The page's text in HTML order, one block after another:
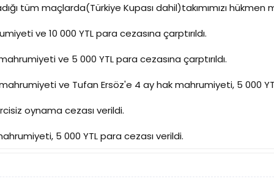
tüm maçlarda(Türkiye Kupası dahil)takımımızı
ve 10 000 YTL para cezasına çarptırıldı.
ve 5 000 YTL para cezasına çarptırıldı.
ve Tufan Ersöz'e 4 ay hak mahrumiyeti, 5 000
oynama cezası verildi.
5 000 YTL para cezası verildi.